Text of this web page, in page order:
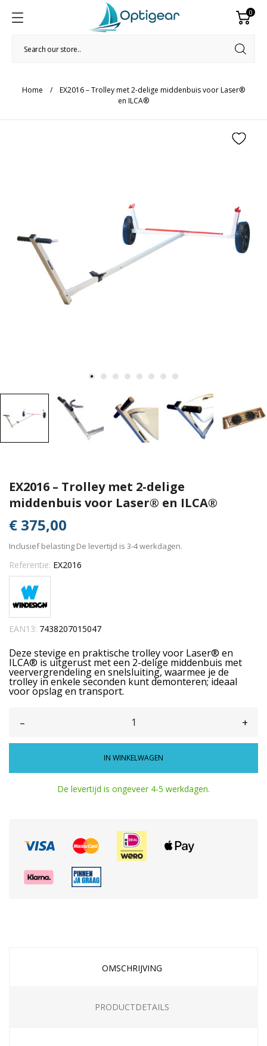
0
Home
EX2016 – Trolley met 2-delige middenbuis voor Laser®
en ILCA®
EX2016 – Trolley met 2-delige
middenbuis voor Laser® en ILCA®
€ 375,00
Inclusief belasting De levertijd is 3-4 werkdagen.
Referentie: EX2016
EAN13: 7438207015047
Deze stevige en praktische trolley voor Laser® en
ILCA® is uitgerust met een 2-delige middenbuis met
veervergrendeling en snelsluiting, waarmee je de
trolley in enkele seconden kunt demonteren; ideaal
voor opslag en transport.
– +
IN WINKELWAGEN
De levertijd is ongeveer 4-5 werkdagen.
OMSCHRIJVING
PRODUCTDETAILS